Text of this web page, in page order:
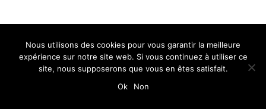
Nous utilisons des cookies pour vous garantir la meilleure
expérience sur notre site web. Si vous continuez à utiliser ce
site, nous supposerons que vous en êtes satisfait.
Ok
Non